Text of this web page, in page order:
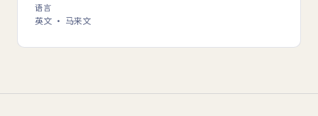
语言
英文 · 马来文